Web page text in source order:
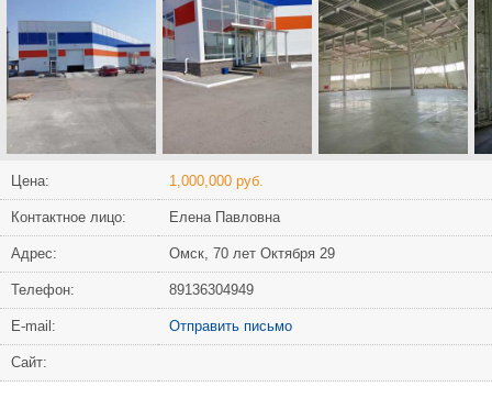
Цена: 1,000,000 руб.
Контактное лицо: Елена Павловна
Адрес: Омск, 70 лет Октября 29
Телефон: 89136304949
Е-mail: Отправить письмо
Сайт: